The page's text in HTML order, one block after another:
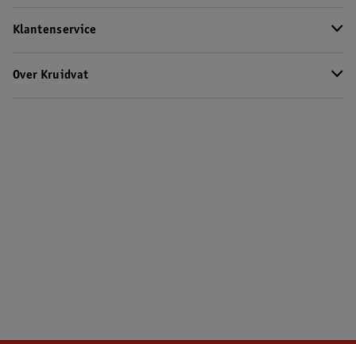
Klantenservice
Over Kruidvat